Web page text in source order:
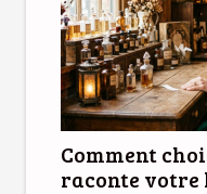
Comment
raconte votre